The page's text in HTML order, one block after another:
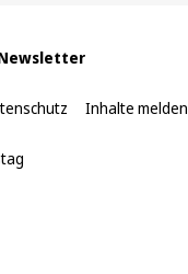
Inhalte melden